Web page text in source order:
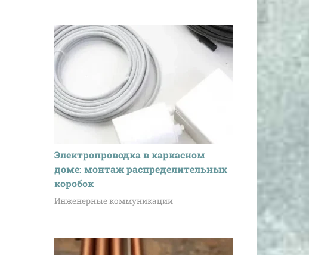
Электропроводка в каркасном
доме: монтаж распределительных
коробок
Инженерные коммуникации